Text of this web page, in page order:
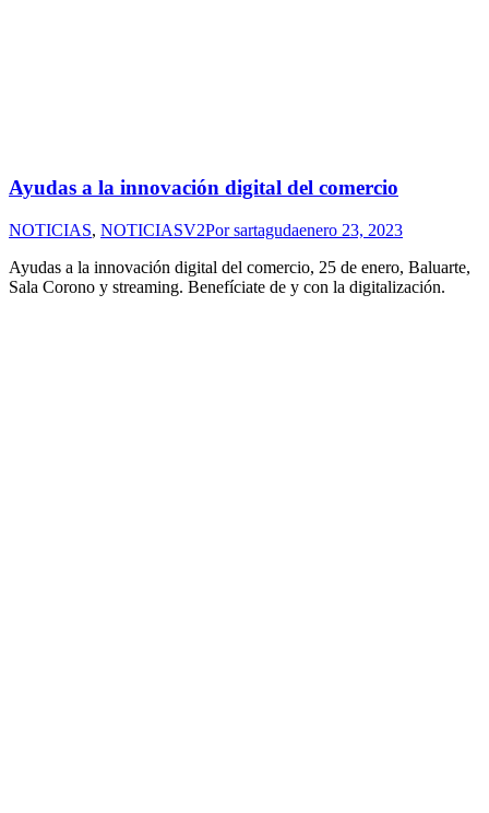
Ayudas a la innovación digital del comercio
NOTICIAS, NOTICIASV2Porsartagudaenero 23, 2023
Ayudas a la innovación digital del comercio, 25 de enero, Baluarte,
Sala Corono y streaming. Benefíciate de y con la digitalización.